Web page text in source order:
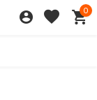
0